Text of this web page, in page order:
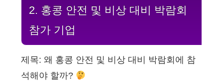
2. 홍콩 안전 및 비상 대비 박람회
참가 기업
제목: 왜 홍콩 안전 및 비상 대비 박람회에 참
석해야 할까?